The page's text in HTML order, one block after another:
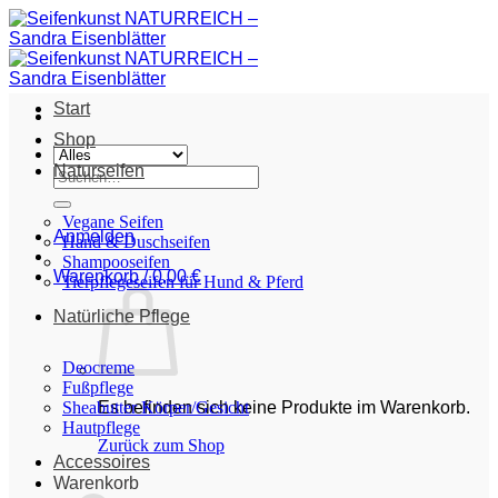
Zum
Inhalt
springen
Suche
nach:
Anmelden
Warenkorb /0,00€
Es befinden sich keine Produkte im Warenkorb.
Zurück zum Shop
Warenkorb
Start
Shop
Naturseifen
Vegane Seifen
Hand & Duschseifen
Shampooseifen
Tierpflegeseifen für Hund & Pferd
Natürliche Pflege
Deocreme
Fußpflege
Sheabutter Körper/Gesicht
Hautpflege
Accessoires